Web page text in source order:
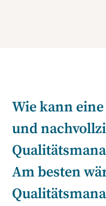
Wie kann
und
Am besten